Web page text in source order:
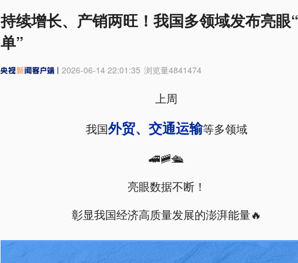
持续增长、产销两旺！我国多领域发布亮眼
单”
2026-06-14 22:01:35 浏览量4841474
上周
我国外贸、交通运输等多领域
🚄🚞🛳️
亮眼数据不断！
彰显我国经济高质量发展的澎湃能量🔥